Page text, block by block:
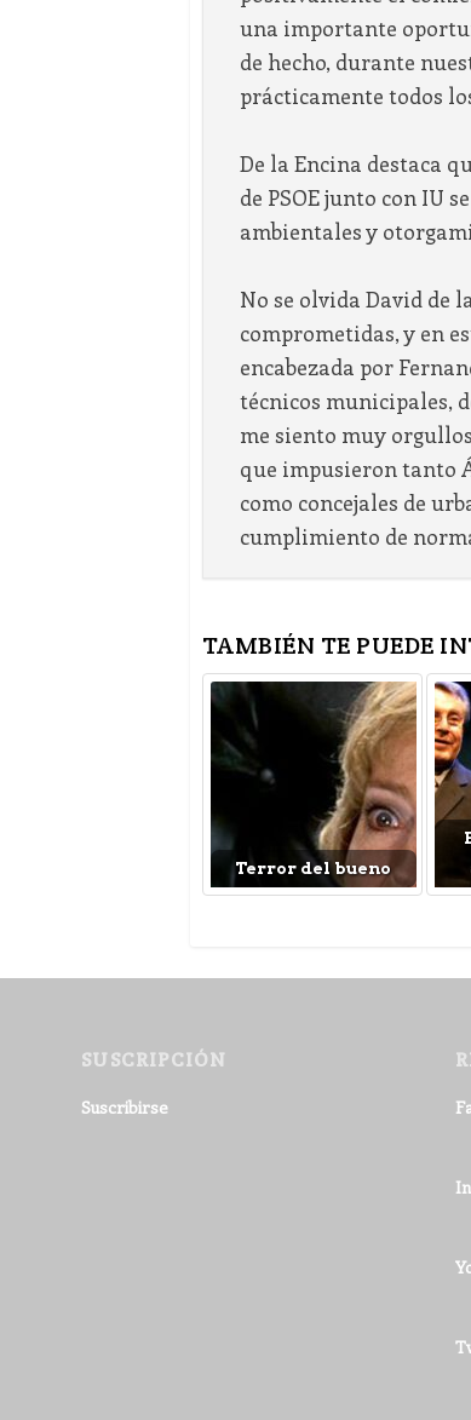
una importante
de hecho, durante
prácticamente todos
De la Encina destaca
de PSOE junto con IU
ambientales y
No se olvida David de
comprometidas, y en
encabezada por
técnicos municipales,
me siento muy
que impusieron tanto
como concejales de
cumplimiento de
TAMBIÉN TE PUEDE
Terror del bueno
SUSCRIPCIÓN
Suscribirse